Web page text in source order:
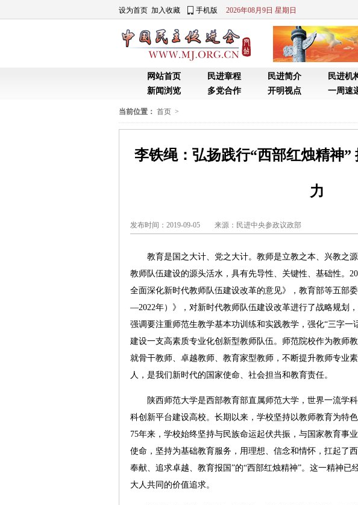
当前位置： 首页 >
李铁绳：弘扬践行“西部红烛精神
力
发布时间：2019-09-05 来源：民进中央参政议政部
教育是国之大计、党之大计。教师是立教之本、兴教之源
教师队伍建设的源头活水，具有先导性、关键性、基础性。
全面深化新时代教师队伍建设改革的意见》，教育部等五部
—2022年）》，对新时代教师队伍建设改革进行了战略规划
强调要注重师范生教学基本功训练和实践教学，强化“三字一
建设一支高素质专业化创新型教师队伍。师范院校作为教师
就骨干教师、卓越教师、教育家型教师，不断提升教师专业
人，是我们新时代的国家使命、社会担当和教育责任。
陕西师范大学是西部教育部直属师范大学，世界一流学科
科创新平台建设高校。长期以来，学校坚持以教师教育为特
75年来，学校始终坚持与民族命运起伏共振，与国家教育事
使命，坚持为基础教育服务，用理想、信念和情怀，扛起了
奉献、追求卓越、教育报国”的“西部红烛精神”。这一精神已
大人共同的价值追求。